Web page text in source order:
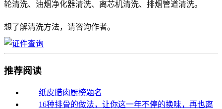
轮清洗、油烟净化器清洗、离芯机清洗、排烟管道清洗。
想了解清洗方法，请咨询作者。
推荐阅读
纸皮腊肉厨榜题名
16种排骨的做法，让你这一年不停的换味，再也离